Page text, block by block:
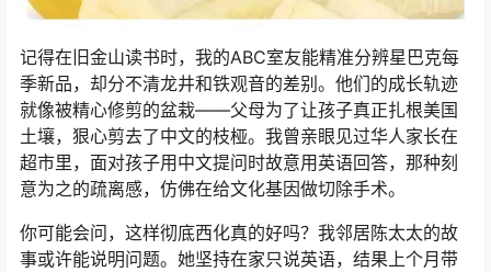
记得在旧金山读书时，我的ABC室友能精准分辨星巴克每
季新品，却分不清龙井和铁观音的差别。他们的成长轨迹
就像被精心修剪的盆栽——父母为了让孩子真正扎根美国
土壤，狠心剪去了中文的枝桠。我曾亲眼见过华人家长在
超市里，面对孩子用中文提问时故意用英语回答，那种刻
意为之的疏离感，仿佛在给文化基因做切除手术。
你可能会问，这样彻底西化真的好吗？我邻居陈太太的故
事或许能说明问题。她坚持在家只说英语，结果上个月带